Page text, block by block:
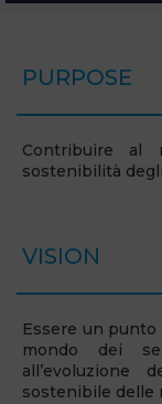
PURPOSE
Contribuire al
sostenibilità
VISION
Essere un
mondo dei
sostenibile delle